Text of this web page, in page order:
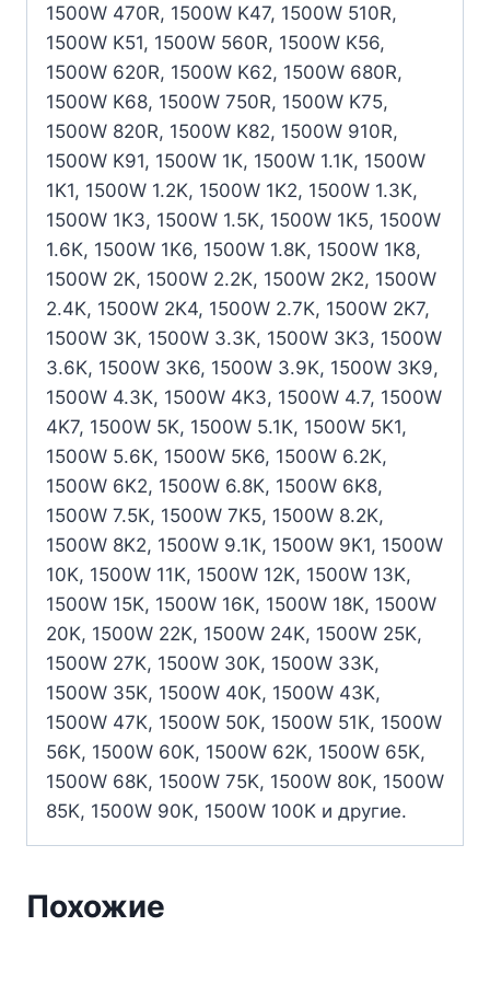
1500W 470R, 1500W K47, 1500W 510R,
1500W K51, 1500W 560R, 1500W K56,
1500W 620R, 1500W K62, 1500W 680R,
1500W K68, 1500W 750R, 1500W K75,
1500W 820R, 1500W K82, 1500W 910R,
1500W K91, 1500W 1K, 1500W 1.1K, 1500W
1K1, 1500W 1.2K, 1500W 1K2, 1500W 1.3K,
1500W 1K3, 1500W 1.5K, 1500W 1K5, 1500W
1.6K, 1500W 1K6, 1500W 1.8K, 1500W 1K8,
1500W 2K, 1500W 2.2K, 1500W 2K2, 1500W
2.4K, 1500W 2K4, 1500W 2.7K, 1500W 2K7,
1500W 3K, 1500W 3.3K, 1500W 3K3, 1500W
3.6K, 1500W 3K6, 1500W 3.9K, 1500W 3K9,
1500W 4.3K, 1500W 4K3, 1500W 4.7, 1500W
4K7, 1500W 5K, 1500W 5.1K, 1500W 5K1,
1500W 5.6K, 1500W 5K6, 1500W 6.2K,
1500W 6K2, 1500W 6.8K, 1500W 6K8,
1500W 7.5K, 1500W 7K5, 1500W 8.2K,
1500W 8K2, 1500W 9.1K, 1500W 9K1, 1500W
10K, 1500W 11K, 1500W 12K, 1500W 13K,
1500W 15K, 1500W 16K, 1500W 18K, 1500W
20K, 1500W 22K, 1500W 24K, 1500W 25K,
1500W 27K, 1500W 30K, 1500W 33K,
1500W 35K, 1500W 40K, 1500W 43K,
1500W 47K, 1500W 50K, 1500W 51K, 1500W
56K, 1500W 60K, 1500W 62K, 1500W 65K,
1500W 68K, 1500W 75K, 1500W 80K, 1500W
85K, 1500W 90K, 1500W 100K и другие.
Похожие